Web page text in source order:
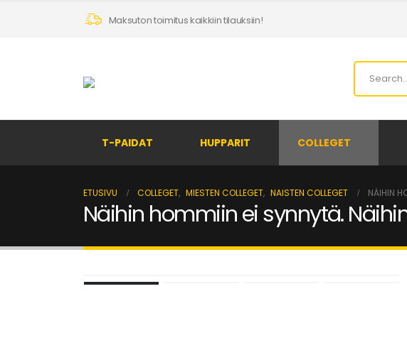
Maksuton toimitus kaikkiin tilauksiin!
T-PAIDAT HUPPARIT COLLEGET
ETUSIVU COLLEGET, MIESTEN COLLEGET, NAISTEN COLLEGET NÄIHIN
Näihin hommiin ei synnytä.